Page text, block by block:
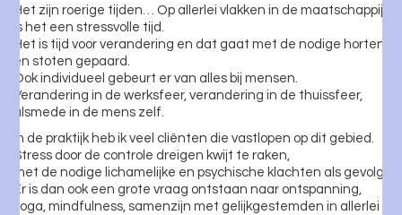
Het zijn roerige tijden… Op allerlei vlakken in de maatschappij
is het een stressvolle tijd.
Het is tijd voor verandering en dat gaat met de nodige horten
en stoten gepaard.
Ook individueel gebeurt er van alles bij mensen.
Verandering in de werksfeer, verandering in de thuissfeer,
alsmede in de mens zelf.
In de praktijk heb ik veel cliënten die vastlopen op dit gebied.
Stress door de controle dreigen kwijt te raken,
met de nodige lichamelijke en psychische klachten als gevolg.
Er is dan ook een grote vraag ontstaan naar ontspanning,
yoga, mindfulness, samenzijn met gelijkgestemden in allerlei